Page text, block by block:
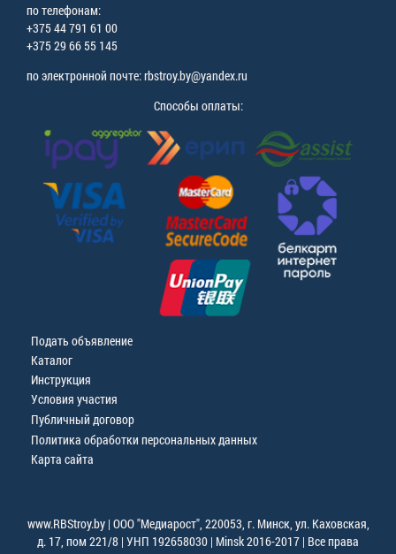
по телефонам:
+375 44 791 61 00
+375 29 66 55 145
по электронной почте: rbstroy.by@yandex.ru
Способы оплаты:
Подать объявление
Каталог
Инструкция
Условия участия
Публичный договор
Политика обработки персональных данных
Карта сайта
www.RBStroy.by | ООО "Медиарост", 220053, г. Минск, ул. Каховская,
д. 17, пом 221/8 | УНП 192658030 | Minsk 2016-2017 | Все права